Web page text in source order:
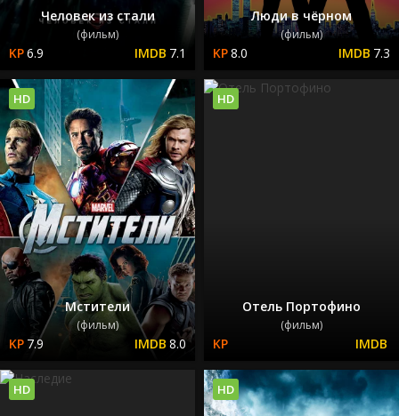
Человек из стали
(фильм)
6.9 7.1
Люди в чёрном
(фильм)
8.0 7.3
Мстители
(фильм)
7.9 8.0
HD
Отель Портофино
(фильм)
HD
HD HD